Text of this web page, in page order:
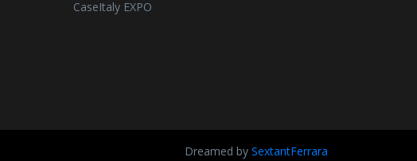
CaseItaly EXPO
Dreamed by SextantFerrara